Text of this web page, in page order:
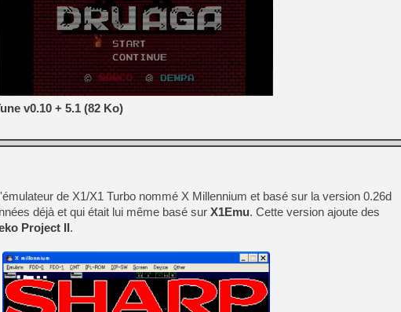
v0.10 + 5.1 (82 Ko)
de X1/X1 Turbo nommé X Millennium et basé sur la version 0.26d
déjà et qui était lui même basé sur X1Emu. Cette version ajoute des
Project II.